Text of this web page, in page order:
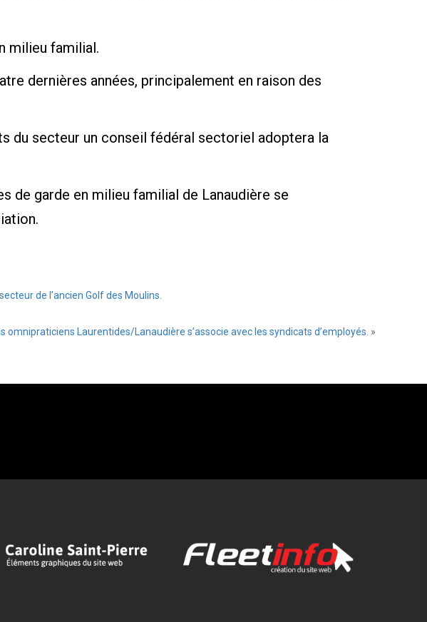
milieu familial.
dernières années, principalement en raison des
du secteur un conseil fédéral sectoriel adoptera la
de garde en milieu familial de Lanaudière se
de l’ancien Golf des Moulins.
omnipraticiens Laurentides/Lanaudière s’associe avec les syndicats d’employés. »